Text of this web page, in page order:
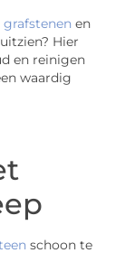
grafstenen en
Hier
en reinigen
waardig
schoon te